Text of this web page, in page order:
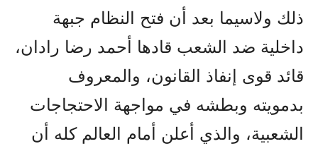
ذلك ولاسيما بعد أن فتح النظام جبهة
داخلية ضد الشعب قادها أحمد رضا رادان،
قائد قوى إنفاذ القانون، والمعروف
بدمويته وبطشه في مواجهة الاحتجاجات
الشعبية، والذي أعلن أمام العالم كله أن